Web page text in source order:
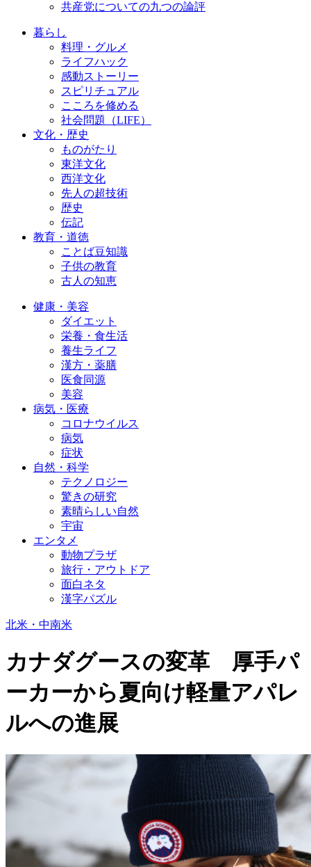
共産党についての九つの論評
暮らし
料理・グルメ
ライフハック
感動ストーリー
スピリチュアル
こころを修める
社会問題（LIFE）
文化・歴史
ものがたり
東洋文化
西洋文化
先人の超技術
歴史
伝記
教育・道徳
ことば豆知識
子供の教育
古人の知恵
健康・美容
ダイエット
栄養・食生活
養生ライフ
漢方・薬膳
医食同源
美容
病気・医療
コロナウイルス
病気
症状
自然・科学
テクノロジー
驚きの研究
素晴らしい自然
宇宙
エンタメ
動物プラザ
旅行・アウトドア
面白ネタ
漢字パズル
北米・中南米
カナダグースの変革 厚手パ
ーカーから夏向け軽量アパレ
ルへの進展